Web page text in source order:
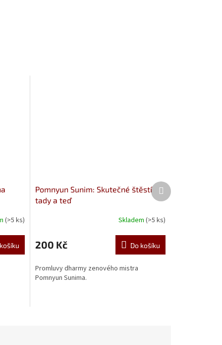
(>5 ks)
Pomnyun Sunim: Skutečné štěstí
tady a teď
Skladem (>5 ks)
200 Kč Do košíku
Promluvy dharmy zenového mistra
Pomnyun Sunima.
Další
produkt